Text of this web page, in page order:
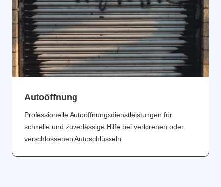
Аutoöffnung
Professionelle Autoöffnungsdienstleistungen für
schnelle und zuverlässige Hilfe bei verlorenen oder
verschlossenen Autoschlüsseln